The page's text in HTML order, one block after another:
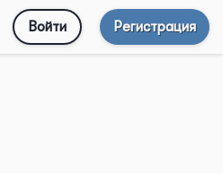
Войти Регистрация